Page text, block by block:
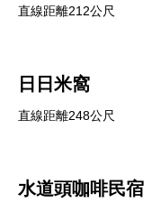
直線距離212公尺
日日米窩
直線距離248公尺
水道頭咖啡民宿